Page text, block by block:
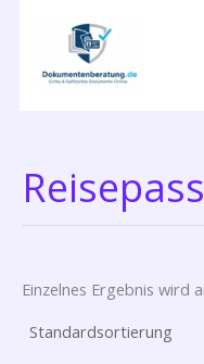
Einzelnes Ergebnis wird